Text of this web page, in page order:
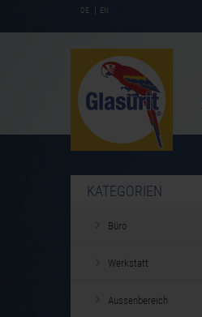
DE | EN
KATEGORIEN
Büro
Werkstatt
Aussenbereich